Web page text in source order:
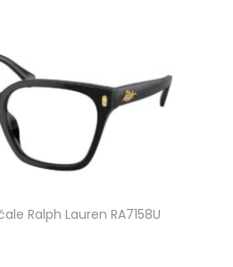
Ralph Lauren RA7158U